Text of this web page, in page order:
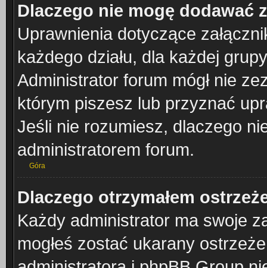
Dlaczego nie mogę dodawać
Uprawnienia dotyczące
każdego działu, dla każdej
Administrator forum mógł nie
którym piszesz lub przyznać
Jeśli nie rozumiesz, dlaczego
administratorem forum.
Góra
Dlaczego otrzymałem
Każdy administrator ma swoje
mogłeś zostać ukarany